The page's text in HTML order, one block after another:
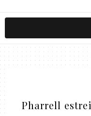
Pharrell